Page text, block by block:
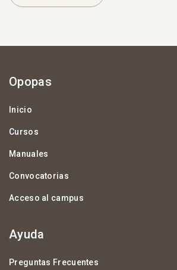
Opopas
Inicio
Cursos
Manuales
Convocatorias
Acceso al campus
Ayuda
Preguntas Frecuentes